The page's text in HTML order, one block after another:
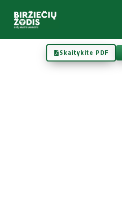
Skaitykite PDF